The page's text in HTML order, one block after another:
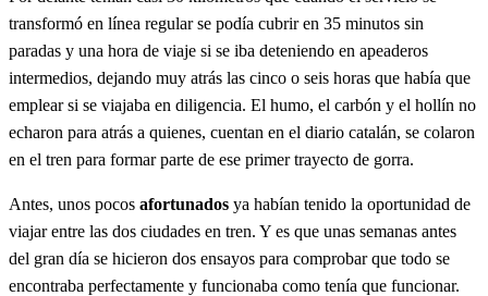
transformó en línea regular se podía cubrir en 35 minutos sin
paradas y una hora de viaje si se iba deteniendo en apeaderos
intermedios, dejando muy atrás las cinco o seis horas que había que
emplear si se viajaba en diligencia. El humo, el carbón y el hollín no
echaron para atrás a quienes, cuentan en el diario catalán, se colaron
en el tren para formar parte de ese primer trayecto de gorra.
Antes, unos pocos afortunados ya habían tenido la oportunidad de
viajar entre las dos ciudades en tren. Y es que unas semanas antes
del gran día se hicieron dos ensayos para comprobar que todo se
encontraba perfectamente y funcionaba como tenía que funcionar.